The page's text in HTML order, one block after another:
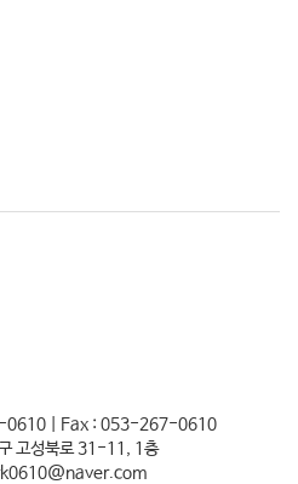
0610 | Fax : 053-267-0610
고성북로 31-11, 1층